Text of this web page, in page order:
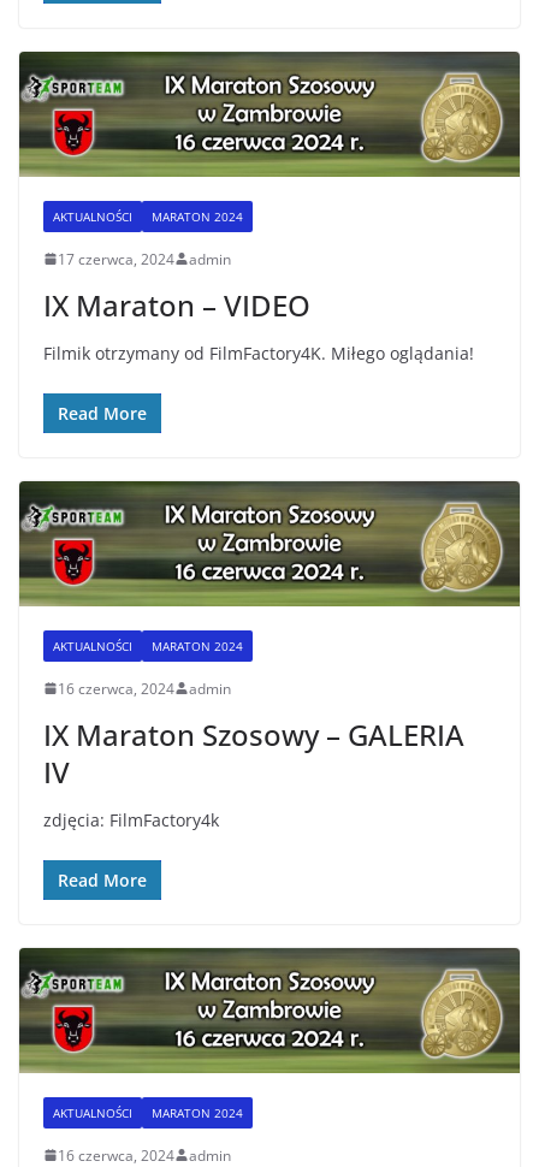
AKTUALNOŚCI MARATON 2024
17 czerwca, 2024 admin
IX Maraton – VIDEO
Filmik otrzymany od FilmFactory4K. Miłego oglądania!
Read More
AKTUALNOŚCI MARATON 2024
16 czerwca, 2024 admin
IX Maraton Szosowy – GALERIA
IV
zdjęcia: FilmFactory4k
Read More
AKTUALNOŚCI MARATON 2024
16 czerwca, 2024 admin